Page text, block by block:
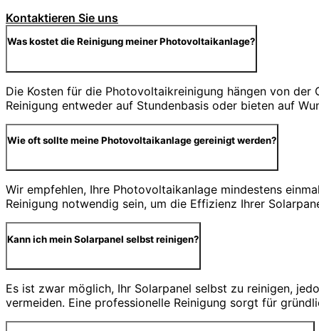
Kontaktieren Sie uns
Was kostet die Reinigung meiner Photovoltaikanlage?
Die Kosten für die Photovoltaikreinigung hängen von
Reinigung entweder auf Stundenbasis oder bieten auf
Wie oft sollte meine Photovoltaikanlage gereinigt werden?
Wir empfehlen, Ihre Photovoltaikanlage mindestens
Reinigung notwendig sein, um die Effizienz Ihrer
Kann ich mein Solarpanel selbst reinigen?
Es ist zwar möglich, Ihr Solarpanel selbst zu reinigen,
vermeiden. Eine professionelle Reinigung sorgt für